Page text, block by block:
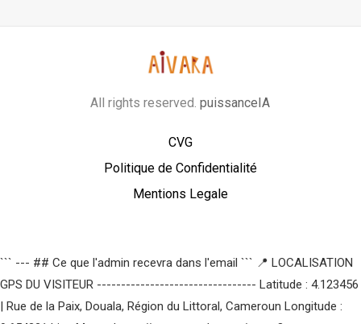
All rights reserved.puissanceIA
CVG
Politique de Confidentialité
Mentions Legale
``` --- ## Ce que l'admin recevra dans l'email ``` 📍 LOCALISATION
GPS DU VISITEUR --------------------------------- Latitude : 4.123456
| Rue de la Paix, Douala, Région du Littoral, Cameroun Longitude :